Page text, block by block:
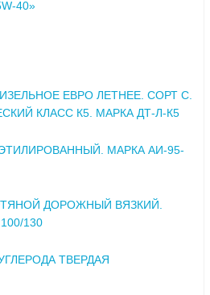
40»
ЕВРО ЛЕТНЕЕ. СОРТ С.
КЛАСС К5. МАРКА ДТ-Л-К5
МАРКА АИ-95-
ДОРОЖНЫЙ ВЯЗКИЙ.
130
ТВЕРДАЯ